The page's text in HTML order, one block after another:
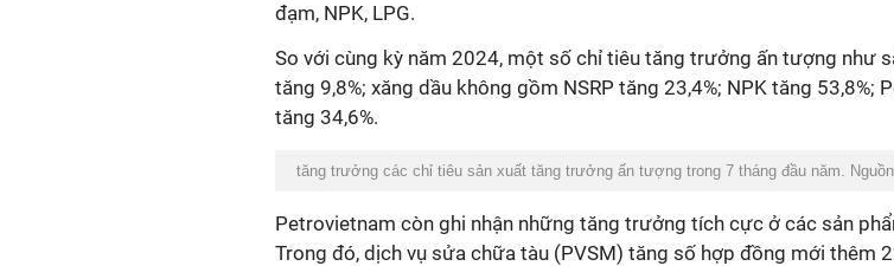
đạm, NPK, LPG.
So với cùng kỳ năm 2024, một số chỉ tiêu tăng trưởng ấn tượng như
tăng 9,8%; xăng dầu không gồm NSRP tăng 23,4%; NPK tăng 53,8%;
tăng 34,6%.
tăng trưởng các chỉ tiêu sản xuất tăng trưởng ấn tượng trong 7 tháng đầu năm.
Petrovietnam còn ghi nhận những tăng trưởng tích cực ở các sản
Trong đó, dịch vụ sửa chữa tàu (PVSM) tăng số hợp đồng mới thêm